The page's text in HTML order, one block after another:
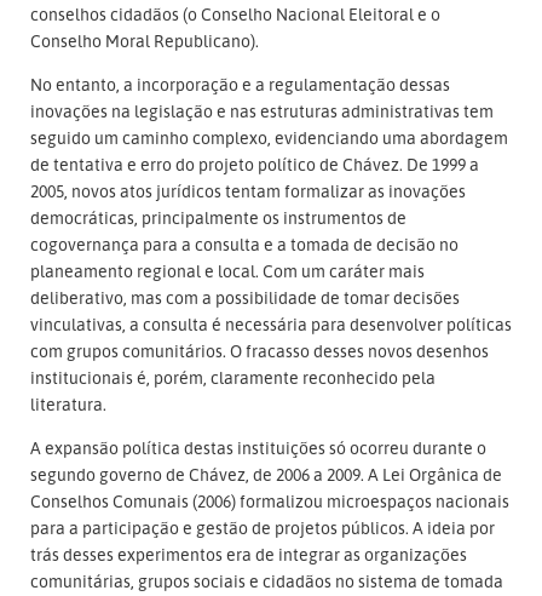
conselhos cidadãos (o Conselho Nacional Eleitoral e o
Conselho Moral Republicano).
No entanto, a incorporação e a regulamentação dessas
inovações na legislação e nas estruturas administrativas tem
seguido um caminho complexo, evidenciando uma abordagem
de tentativa e erro do projeto político de Chávez. De 1999 a
2005, novos atos jurídicos tentam formalizar as inovações
democráticas, principalmente os instrumentos de
cogovernança para a consulta e a tomada de decisão no
planeamento regional e local. Com um caráter mais
deliberativo, mas com a possibilidade de tomar decisões
vinculativas, a consulta é necessária para desenvolver políticas
com grupos comunitários. O fracasso desses novos desenhos
institucionais é, porém, claramente reconhecido pela
literatura.
A expansão política destas instituições só ocorreu durante o
segundo governo de Chávez, de 2006 a 2009. A Lei Orgânica de
Conselhos Comunais (2006) formalizou microespaços nacionais
para a participação e gestão de projetos públicos. A ideia por
trás desses experimentos era de integrar as organizações
comunitárias, grupos sociais e cidadãos no sistema de tomada